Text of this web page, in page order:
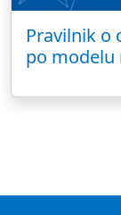
Pravilnik o
po modelu